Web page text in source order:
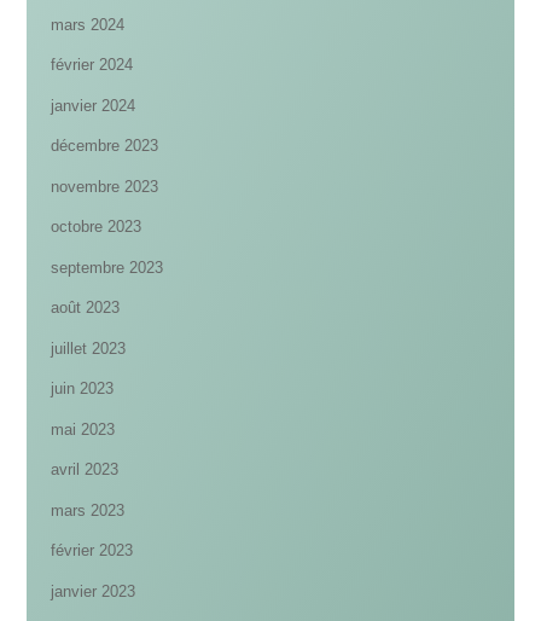
mars 2024
février 2024
janvier 2024
décembre 2023
novembre 2023
octobre 2023
septembre 2023
août 2023
juillet 2023
juin 2023
mai 2023
avril 2023
mars 2023
février 2023
janvier 2023